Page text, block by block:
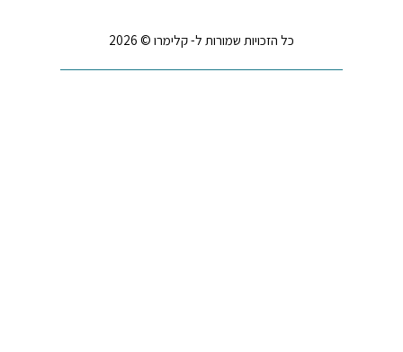
כל הזכויות שמורות ל- קלימרו © 2026